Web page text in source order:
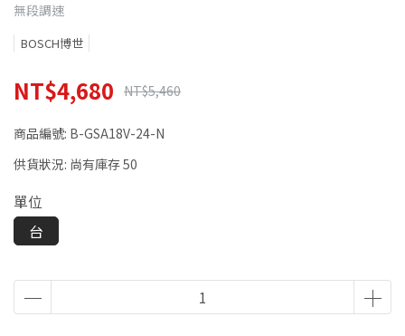
無段調速
BOSCH博世
NT$4,680 NT$5,460
商品編號: B-GSA18V-24-N
供貨狀況: 尚有庫存 50
單位
台